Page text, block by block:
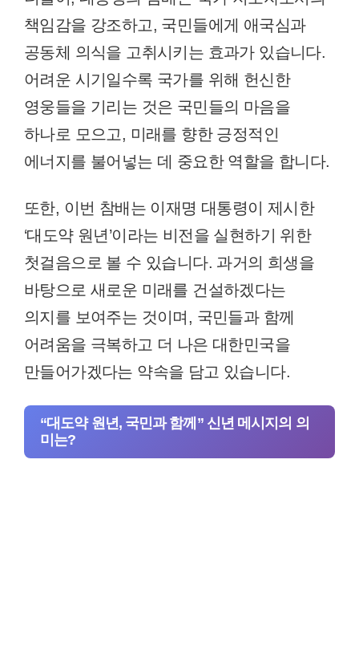
책임감을 강조하고, 국민들에게 애국심과
공동체 의식을 고취시키는 효과가 있습니다.
어려운 시기일수록 국가를 위해 헌신한
영웅들을 기리는 것은 국민들의 마음을
하나로 모으고, 미래를 향한 긍정적인
에너지를 불어넣는 데 중요한 역할을 합니다.
또한, 이번 참배는 이재명 대통령이 제시한
‘대도약 원년’이라는 비전을 실현하기 위한
첫걸음으로 볼 수 있습니다. 과거의 희생을
바탕으로 새로운 미래를 건설하겠다는
의지를 보여주는 것이며, 국민들과 함께
어려움을 극복하고 더 나은 대한민국을
만들어가겠다는 약속을 담고 있습니다.
“대도약 원년, 국민과 함께” 신년 메시지의 의
미는?